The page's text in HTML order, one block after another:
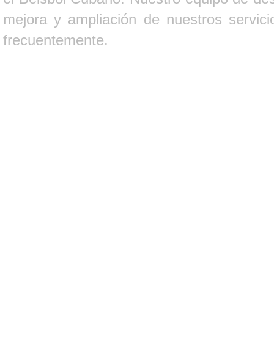
mejora y ampliación de nuestros
frecuentemente.